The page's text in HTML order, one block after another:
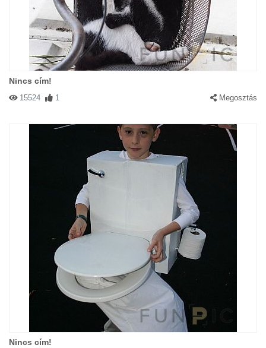
Nincs cím!
15524 1 Megosztás
Nincs cím!